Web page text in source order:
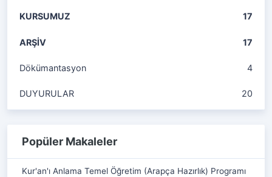
KURSUMUZ 17
ARŞİV 17
Dökümantasyon 4
DUYURULAR 20
Popüler Makaleler
Kur'an'ı Anlama Temel Öğretim (Arapça Hazırlık) Programı